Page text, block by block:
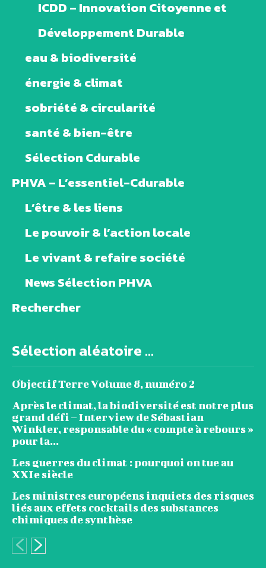
ICDD – Innovation Citoyenne et
Développement Durable
eau & biodiversité
énergie & climat
sobriété & circularité
santé & bien-être
Sélection Cdurable
PHVA – L’essentiel-Cdurable
L’être & les liens
Le pouvoir & l’action locale
Le vivant & refaire société
News Sélection PHVA
Rechercher
Sélection aléatoire ...
Objectif Terre Volume 8, numéro 2
Après le climat, la biodiversité est notre plus
grand défi – Interview de Sébastian
Winkler, responsable du « compte à rebours »
pour la...
Les guerres du climat : pourquoi on tue au
XXIe siècle
Les ministres européens inquiets des risques
liés aux effets cocktails des substances
chimiques de synthèse